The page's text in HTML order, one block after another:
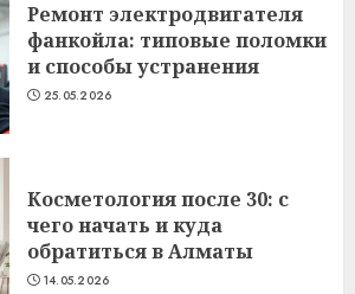
Ремонт электродвигателя
фанкойла: типовые поломки
и способы устранения
25.05.2026
Косметология после 30: с
чего начать и куда
обратиться в Алматы
14.05.2026